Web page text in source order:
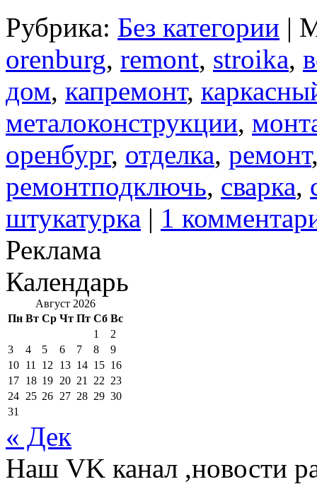
Рубрика: Без категории |
orenburg, remont, stroika,
дом, капремонт,
металоконструкции,
оренбург, отделка, ремонт
ремонтподключь, сварка,
штукатурка | 1
Реклама
Календарь
Август 2026
Пн Вт Ср Чт Пт Сб Вс
1
2
3
4 5 6 7 8
9
10 11 12 13 14 15 16
17 18 19 20 21 22 23
24 25 26 27 28 29 30
31
« Дек
Наш VK канал ,новости